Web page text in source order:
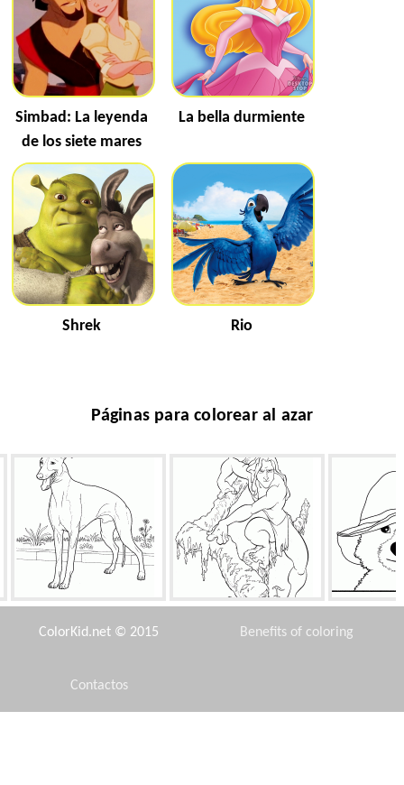
Simbad: La leyenda
de los siete mares
La bella durmiente
Shrek Rio
Páginas para colorear al azar
Galgo italiano Tarzán en el pueblo
ColorKid.net © 2015 Benefits of coloring
Contactos